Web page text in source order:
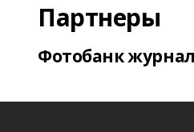
Партнеры
Фотобанк